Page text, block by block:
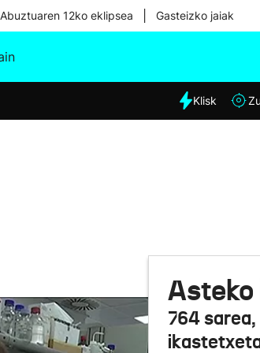
Abuztuaren 12ko eklipsea Gasteizko jaiak
Eguraldia
Klisk
764 sarea,